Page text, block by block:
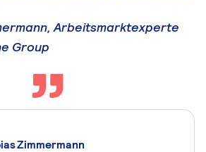
Arbeitsmarktexperte
Group
Zimmermann